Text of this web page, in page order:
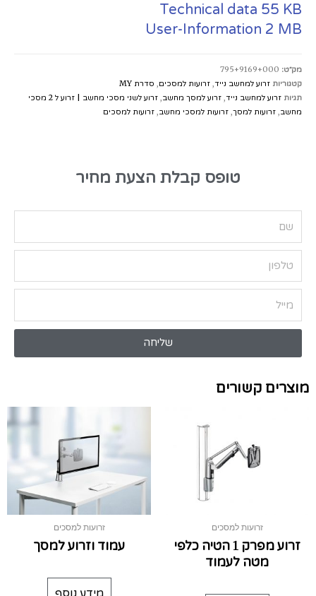
Technical data 55 KB
User-Information 2 MB
מק״ט: 795+9169+000
קטגוריות זרוע למחשב נייד, זרועות למסכים, סדרת MY
תגיות זרוע למחשב נייד, זרוע למסך מחשב,
זרוע לשני מסכי מחשב | זרוע ל 2 מסכי
מחשב, זרועות למסך, זרועות למסכי מחשב, זרועות למסכים
טופס קבלת הצעת מחיר
שליחה
מוצרים קשורים
זרועות למסכים
זרוע מפרק 1 הטיה כלפי
מטה לעמוד
זרועות למסכים
עמוד וזרוע למסך
מידע נוסף